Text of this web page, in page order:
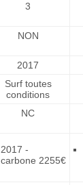
3
NON
2017
Surf toutes
conditions
NC
2017 -
carbone 2255€